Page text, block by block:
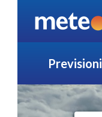
Previsioni